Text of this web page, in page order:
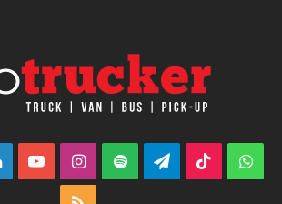
LinkedInYouTubeInstagram
Spotify TelegramTikTok